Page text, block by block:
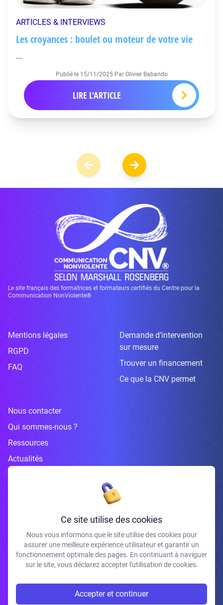
ARTICLES & INTERVIEWS
Les croyances : boulet ou moteur de votre vie
...
Publié le 15/11/2025 Par Olivier Babando
LIRE L'ARTICLE
Le site français des formatrices et formateurs certifiés du Centre pour la
Communication NonViolente®
Mentions légales
RGPD
FAQ
Demande d’intervention
sur mesure
Trouver un financement
Ce que la CNV permet
Nous contacter
Qui sommes-nous ?
Ressources
Actualités
Inscrivez-vous à la newsletter
J'accepte de recevoir vos e-mails et confirme avoir pris connaissance de
votre politique de confidentialité et mentions légales.
Ce site utilise des cookies
Nous vous informons que le site utilise des cookies pour
assurer une meilleure expérience utilisateur et garantir un
fonctionnement optimale des pages. En continuant à naviguer
sur le site, vous déclarez accepter l'utilisation de cookies.
Accepter et continuer